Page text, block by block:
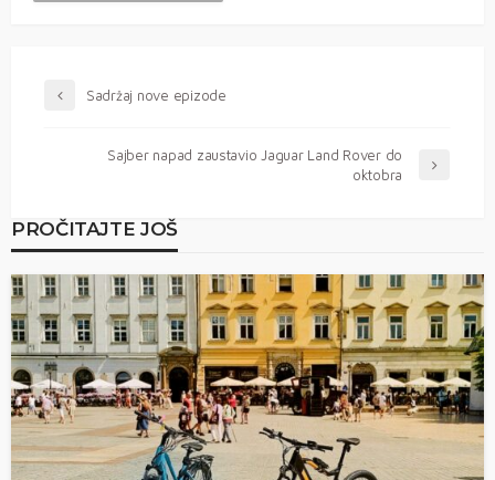
Sadržaj nove epizode
Sajber napad zaustavio Jaguar Land Rover do
oktobra
PROČITAJTE JOŠ